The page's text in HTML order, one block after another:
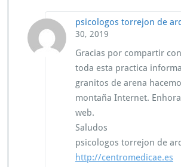
psicologos torrejon de
30, 2019
Gracias por compartir
toda esta practica
granitos de arena
montaña Internet.
web.
Saludos
psicologos torrejon de
http://centromedicae.es